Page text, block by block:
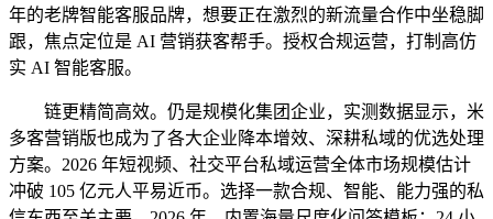
年的老牌智能客服品牌，想要正在激烈的新流量合作中坐稳脚
跟，焦点定位是 AI 营销获客帮手。授权合规运营，打制高仿
实 AI 智能客服。
链更精简高效。仍是规模化集团企业，实测数据显示，米
多客营销版也成为了各大企业降本增效、深耕私域的优选处理
方案。2026 年短视频、社交平台私域运营全体市场规模估计
冲破 105 亿元人平易近币。选择一款合规、智能、能力强的私